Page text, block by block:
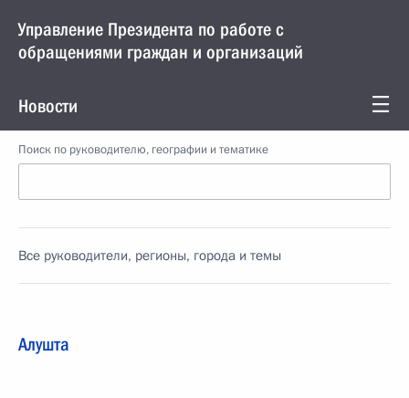
Управление Президента по работе с
обращениями граждан и организаций
Новости
Поиск по руководителю, географии и тематике
Все руководители, регионы, города и темы
Алушта